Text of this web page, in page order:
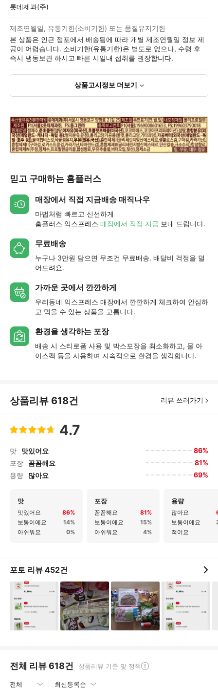
롯데제과(주)
제조연월일, 유통기한(소비기한) 또는 품질유지기한
본 상품은 인근 점포에서 배송됨에 따라 개별 제조연월일 정보 제
공이 어렵습니다. 소비기한(유통기한)은 별도로 없으나, 수령 후
즉시 냉동보관 하시고 빠른 시일내 섭취를 권장합니다.
상품고시정보 더보기
믿고 구매하는 홈플러스
매장에서 직접 지금배송 매직나우
마법처럼 빠르고 신선하게
홈플러스 익스프레스 매장에서 직접 지금 보내 드립니다.
무료배송
누구나 3만원 담으면 무조건 무료배송. 배달비 걱정을 덜
어드려요.
가까운 곳에서 깐깐하게
우리동네 익스프레스 매장에서 깐깐하게 체크하여 안심하
고 먹을 수 있는 상품을 고릅니다.
환경을 생각하는 포장
배송 시 스티로폼 사용 및 박스포장을 최소화하고, 물 아
이스팩 등을 사용하며 지속적으로 환경을 생각합니다.
상품리뷰 618건 리뷰 쓰러가기
4.7
맛 맛있어요
86%
포장
꼼꼼해요
81%
용량
많아요 69%
맛
맛있어요
86%
보통이에요
14%
아쉬워요
0%
포장
꼼꼼해요
81%
보통이에요
15%
아쉬워요
4%
용량
많아요
보통이에요
적어요
포토 리뷰 452건
전체 리뷰618건 상품리뷰 기준 및 정책